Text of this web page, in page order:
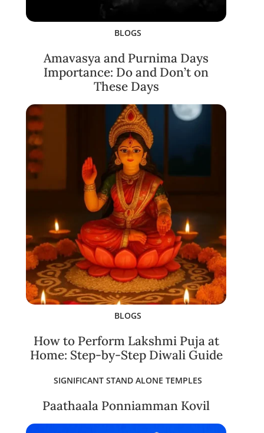
BLOGS
Amavasya and Purnima Days
Importance: Do and Don’t on
These Days
BLOGS
How to Perform Lakshmi Puja at
Home: Step-by-Step Diwali Guide
SIGNIFICANT STAND ALONE TEMPLES
Paathaala Ponniamman Kovil